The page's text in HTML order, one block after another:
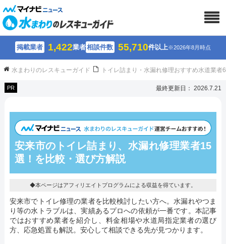
掲載業者 1,422業者相談件数 55,710件以上※2026年8月時点
水まわりのレスキューガイド トイレ詰まり・水漏れ修理おすすめ水道業
PR 最終更新日： 2026.7.21
安来市のトイレ詰まり、水漏れ修理業者15
選！を比較・選び方解説
◆本ページはアフィリエイトプログラムによる収益を得ています。
安来市でトイレ修理の業者を比較検討したい方へ。水漏れやつま
り等の水トラブルは、実績あるプロへの依頼が一番です。本記事
ではおすすめ業者を紹介し、料金相場や水道局指定業者の選び
方、応急処置も解説。安心して相談できる先が見つかります。